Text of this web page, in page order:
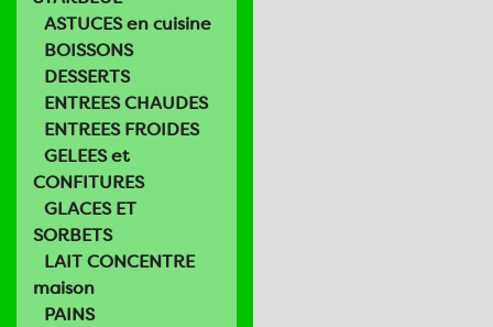
ASTUCES en cuisine
BOISSONS
DESSERTS
ENTREES CHAUDES
ENTREES FROIDES
GELEES et
CONFITURES
GLACES ET
SORBETS
LAIT CONCENTRE
maison
PAINS